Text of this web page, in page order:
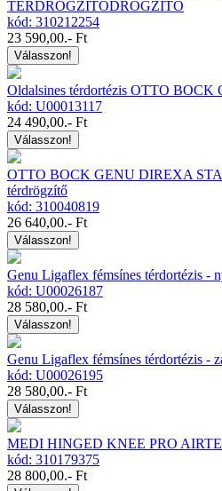
TÉRDRÖGZÍTŐDRÖGZÍTŐ
kód: 310212254
23 590,00.- Ft
Válasszon!
Oldalsines térdortézis OTTO
kód: U00013117
24 490,00.- Ft
Válasszon!
OTTO BOCK GENU DIREXA
térdrögzítő
kód: 310040819
26 640,00.- Ft
Válasszon!
Genu Ligaflex fémsínes térdortézis -
kód: U00026187
28 580,00.- Ft
Válasszon!
Genu Ligaflex fémsínes térdortézis -
kód: U00026195
28 580,00.- Ft
Válasszon!
MEDI HINGED KNEE PRO
kód: 310179375
28 800,00.- Ft